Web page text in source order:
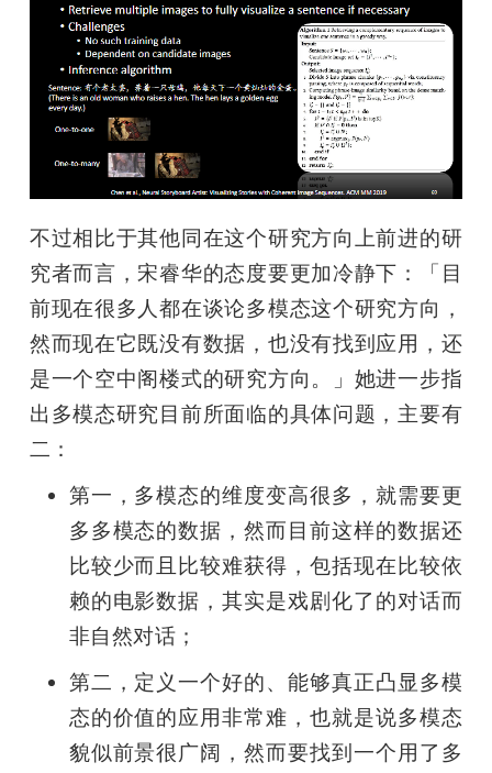
不过相比于其他同在这个研究方向上前进的研
究者而言，宋睿华的态度要更加冷静下：「目
前现在很多人都在谈论多模态这个研究方向，
然而现在它既没有数据，也没有找到应用，还
是一个空中阁楼式的研究方向。」她进一步指
出多模态研究目前所面临的具体问题，主要有
二：
第一，多模态的维度变高很多，就需要更
多多模态的数据，然而目前这样的数据还
比较少而且比较难获得，包括现在比较依
赖的电影数据，其实是戏剧化了的对话而
非自然对话；
第二，定义一个好的、能够真正凸显多模
态的价值的应用非常难，也就是说多模态
貌似前景很广阔，然而要找到一个用了多